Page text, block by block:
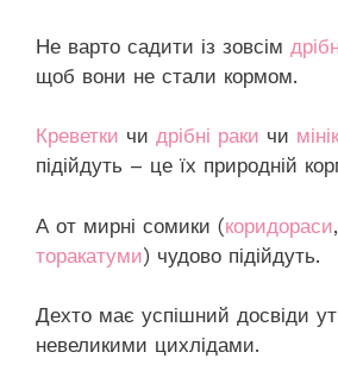
Не варто садити із зовсім
щоб вони не стали кормом.
Креветки чи дрібні раки чи
підійдуть – це їх природній
А от мирні сомики (коридораси,
торакатуми) чудово підійдуть.
Дехто має успішний досвіди
невеликими цихлідами.